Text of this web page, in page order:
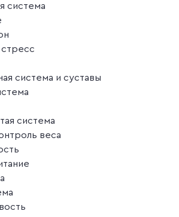
система
система и суставы
система
веса